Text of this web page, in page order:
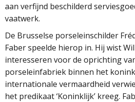
aan verfijnd beschilderd
vaatwerk.
De Brusselse porseleinschilder
Faber speelde hierop in. Hij wist
interesseren voor de oprichting
porseleinfabriek binnen het
internationale vermaardheid
het predikaat ‘Koninklijk’ kreeg.